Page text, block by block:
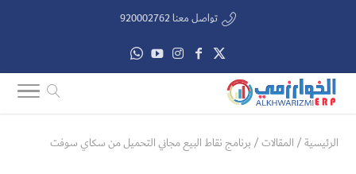
تواصل معنا 920002762
الرئيسية/ المقالات/ برنامج نقاط البيع مجاني التحميل من سكاي سوفت